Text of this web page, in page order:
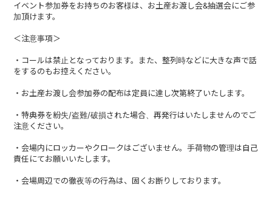
公式ファンクラブ
配信リンク
イベント参加券をお持ちのお客様は、お土産お渡し会&抽選会にご参
加頂けます。
＜注意事項＞
・コールは禁止となっております。また、整列時などに大きな声で話
をするのもお控えください。
・お土産お渡し会参加券の配布は定員に達し次第終了いたします。
・特典券を紛失/盗難/破損された場合、再発行はいたしませんのでご
注意ください。
・会場内にロッカーやクロークはございません。手荷物の管理は自己
責任にてお願いいたします。
・会場周辺での徹夜等の行為は、固くお断りしております。